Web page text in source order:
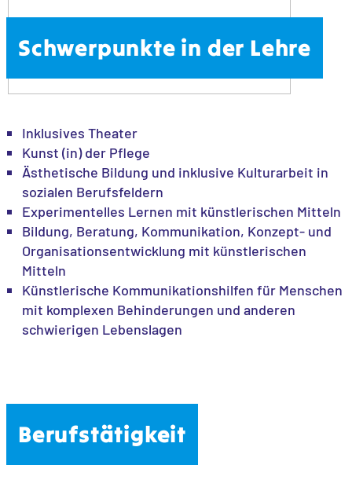
Schwerpunkte in der Lehre
Inklusives Theater
Kunst (in) der Pflege
Ästhetische Bildung und inklusive Kulturarbeit in
sozialen Berufsfeldern
Experimentelles Lernen mit künstlerischen Mitteln
Bildung, Beratung, Kommunikation, Konzept- und
Organisationsentwicklung mit künstlerischen
Mitteln
Künstlerische Kommunikationshilfen für Menschen
mit komplexen Behinderungen und anderen
schwierigen Lebenslagen
Berufstätigkeit